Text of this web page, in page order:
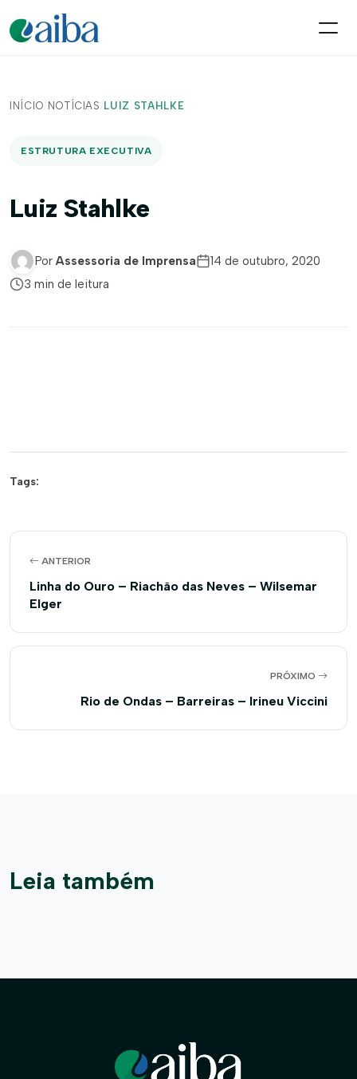
INÍCIO/ NOTÍCIAS / LUIZ STAHLKE
ESTRUTURA EXECUTIVA
Luiz Stahlke
Por Assessoria de Imprensa
14 de outubro, 2020
3 min de leitura
Tags:
ANTERIOR
Linha do Ouro – Riachão das Neves – Wilsemar
Elger
PRÓXIMO
Rio de Ondas – Barreiras – Irineu Viccini
Leia também